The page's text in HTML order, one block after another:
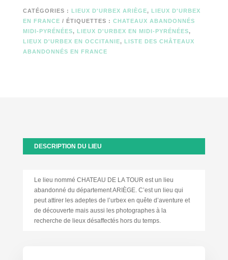
CATÉGORIES : LIEUX D'URBEX ARIÈGE, LIEUX D'URBEX
EN FRANCE
ÉTIQUETTES : CHATEAUX ABANDONNÉS
MIDI-PYRÉNÉES, LIEUX D'URBEX EN MIDI-PYRÉNÉES,
LIEUX D'URBEX EN OCCITANIE, LISTE DES CHÂTEAUX
ABANDONNÉS EN FRANCE
DESCRIPTION DU LIEU
Le lieu nommé CHATEAU DE LA TOUR est un lieu
abandonné du département ARIÈGE. C’est un lieu qui
peut attirer les adeptes de l’urbex en quête d’aventure et
de découverte mais aussi les photographes à la
recherche de lieux désaffectés hors du temps.